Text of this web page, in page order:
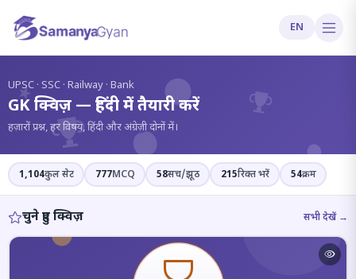
EN
?
UPSC · SSC · Railway · Bank
GK क्विज़ — हिंदी में तैयारी करें
हज़ारों प्रश्न, हर विषय, हिंदी और अंग्रेज़ी दोनों में।
1,104कुल सेट 777MCQ 58सच/झूठ 215रिक्त भरें 54क्रम
चुने हुए क्विज़ सभी देखें →